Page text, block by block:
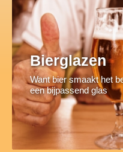
Bierglazen
Want bier smaakt het
een bijpassend glas